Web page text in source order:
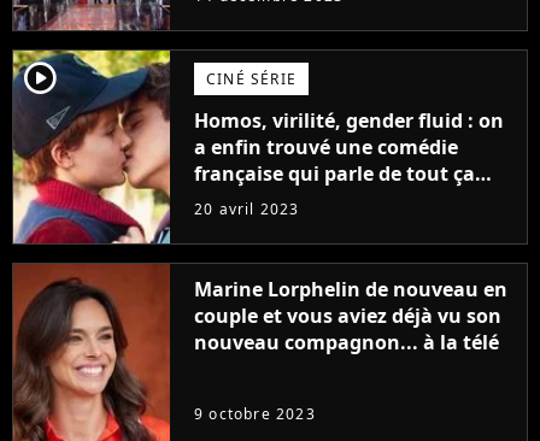
player2 CINÉ SÉRIE
Homos, virilité, gender fluid : on
a enfin trouvé une comédie
française qui parle de tout ça
sans être super ringarde
20 avril 2023
Marine Lorphelin de nouveau en
couple et vous aviez déjà vu son
nouveau compagnon... à la télé
9 octobre 2023